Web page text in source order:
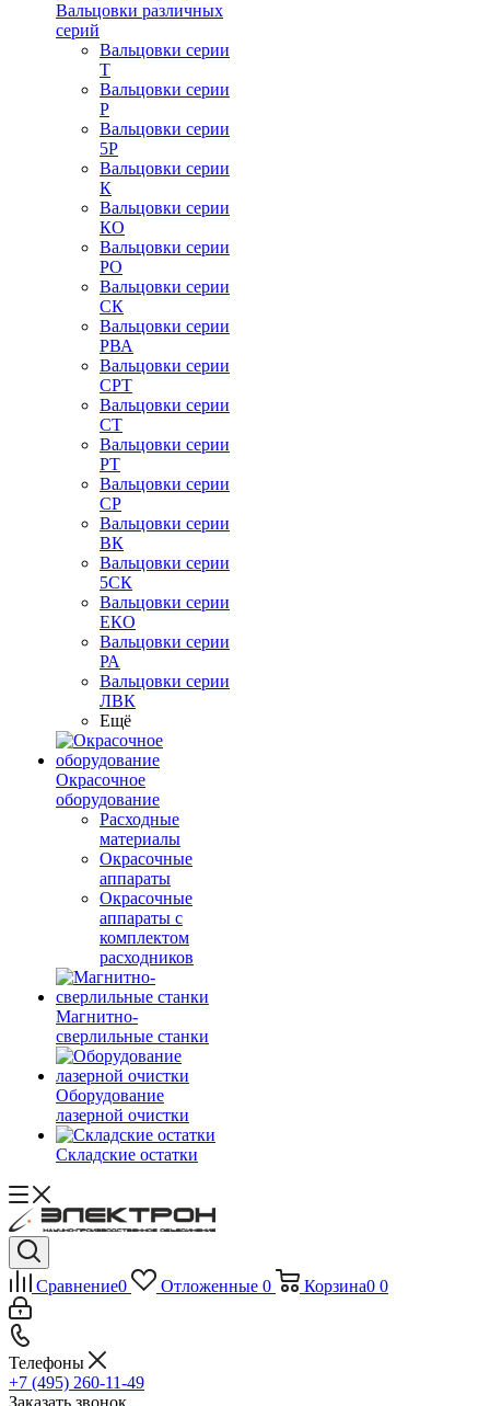
Вальцовки различных
серий
Вальцовки серии
Т
Вальцовки серии
Р
Вальцовки серии
5Р
Вальцовки серии
К
Вальцовки серии
КО
Вальцовки серии
РО
Вальцовки серии
СК
Вальцовки серии
РВА
Вальцовки серии
СРТ
Вальцовки серии
СТ
Вальцовки серии
РТ
Вальцовки серии
СР
Вальцовки серии
ВК
Вальцовки серии
5СК
Вальцовки серии
ЕКО
Вальцовки серии
РА
Вальцовки серии
ЛВК
Ещё
Окрасочное
оборудование
Расходные
материалы
Окрасочные
аппараты
Окрасочные
аппараты с
комплектом
расходников
Магнитно-
сверлильные станки
Оборудование
лазерной очистки
Складские остатки
Сравнение0 Отложенные 0 Корзина0 0
Телефоны
+7 (495) 260-11-49
Заказать звонок